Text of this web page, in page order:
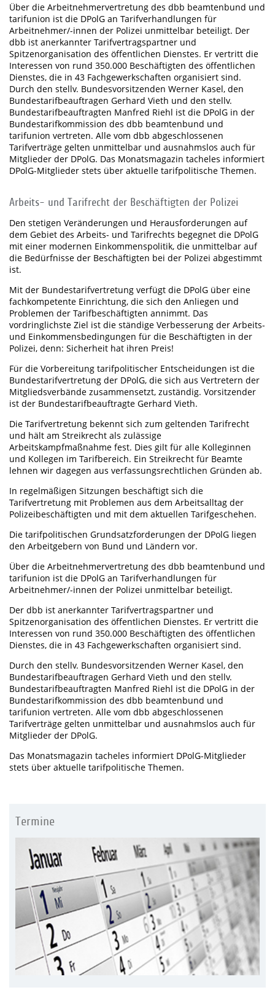
Über die Arbeitnehmervertretung des dbb beamtenbund und
tarifunion ist die DPolG an Tarifverhandlungen für
Arbeitnehmer/-innen der Polizei unmittelbar beteiligt. Der
dbb ist anerkannter Tarifvertragspartner und
Spitzenorganisation des öffentlichen Dienstes. Er vertritt die
Interessen von rund 350.000 Beschäftigten des öffentlichen
Dienstes, die in 43 Fachgewerkschaften organisiert sind.
Durch den stellv. Bundesvorsitzenden Werner Kasel, den
Bundestarifbeauftragen Gerhard Vieth und den stellv.
Bundestarifbeauftragten Manfred Riehl ist die DPolG in der
Bundestarifkommission des dbb beamtenbund und
tarifunion vertreten. Alle vom dbb abgeschlossenen
Tarifverträge gelten unmittelbar und ausnahmslos auch für
Mitglieder der DPolG. Das Monatsmagazin tacheles informiert
DPolG-Mitglieder stets über aktuelle tarifpolitische Themen.
Arbeits- und Tarifrecht der Beschäftigten der Polizei
Den stetigen Veränderungen und Herausforderungen auf
dem Gebiet des Arbeits- und Tarifrechts begegnet die DPolG
mit einer modernen Einkommenspolitik, die unmittelbar auf
die Bedürfnisse der Beschäftigten bei der Polizei abgestimmt
ist.
Mit der Bundestarifvertretung verfügt die DPolG über eine
fachkompetente Einrichtung, die sich den Anliegen und
Problemen der Tarifbeschäftigten annimmt. Das
vordringlichste Ziel ist die ständige Verbesserung der Arbeits-
und Einkommensbedingungen für die Beschäftigten in der
Polizei, denn: Sicherheit hat ihren Preis!
Für die Vorbereitung tarifpolitischer Entscheidungen ist die
Bundestarifvertretung der DPolG, die sich aus Vertretern der
Mitgliedsverbände zusammensetzt, zuständig. Vorsitzender
ist der Bundestarifbeauftragte Gerhard Vieth.
Die Tarifvertretung bekennt sich zum geltenden Tarifrecht
und hält am Streikrecht als zulässige
Arbeitskampfmaßnahme fest. Dies gilt für alle Kolleginnen
und Kollegen im Tarifbereich. Ein Streikrecht für Beamte
lehnen wir dagegen aus verfassungsrechtlichen Gründen ab.
In regelmäßigen Sitzungen beschäftigt sich die
Tarifvertretung mit Problemen aus dem Arbeitsalltag der
Polizeibeschäftigten und mit dem aktuellen Tarifgeschehen.
Die tarifpolitischen Grundsatzforderungen der DPolG liegen
den Arbeitgebern von Bund und Ländern vor.
Über die Arbeitnehmervertretung des dbb beamtenbund und
tarifunion ist die DPolG an Tarifverhandlungen für
Arbeitnehmer/-innen der Polizei unmittelbar beteiligt.
Der dbb ist anerkannter Tarifvertragspartner und
Spitzenorganisation des öffentlichen Dienstes. Er vertritt die
Interessen von rund 350.000 Beschäftigten des öffentlichen
Dienstes, die in 43 Fachgewerkschaften organisiert sind.
Durch den stellv. Bundesvorsitzenden Werner Kasel, den
Bundestarifbeauftragen Gerhard Vieth und den stellv.
Bundestarifbeauftragten Manfred Riehl ist die DPolG in der
Bundestarifkommission des dbb beamtenbund und
tarifunion vertreten. Alle vom dbb abgeschlossenen
Tarifverträge gelten unmittelbar und ausnahmslos auch für
Mitglieder der DPolG.
Das Monatsmagazin tacheles informiert DPolG-Mitglieder
stets über aktuelle tarifpolitische Themen.
Termine